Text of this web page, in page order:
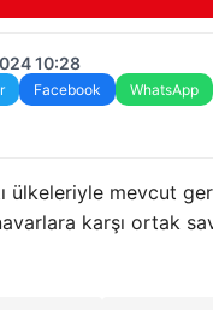
10:28
Facebook WhatsApp
ülkeleriyle mevcut
karşı ortak